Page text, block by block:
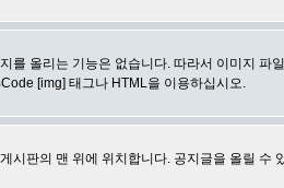
올리는 기능은 없습니다. 따라서 이미지
[img] 태그나 HTML을 이용하십시오.
시판의 맨 위에 위치합니다. 공지글을 올릴 수